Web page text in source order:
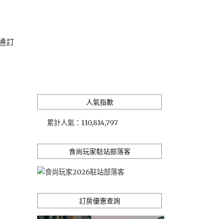
訂
人氣指數
累計人氣： 110,814,797
食尚玩家駐站部落客
訂房優惠查詢